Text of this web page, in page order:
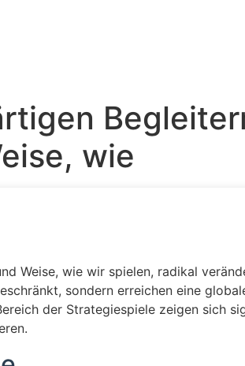
wie
Weise, wie wir spielen, radikal
sondern erreichen eine
der Strategiespiele zeigen sich